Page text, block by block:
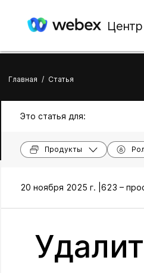
Главная / Статья
Это статья для:
Продукты
20 ноября 2025 г. | 623 –